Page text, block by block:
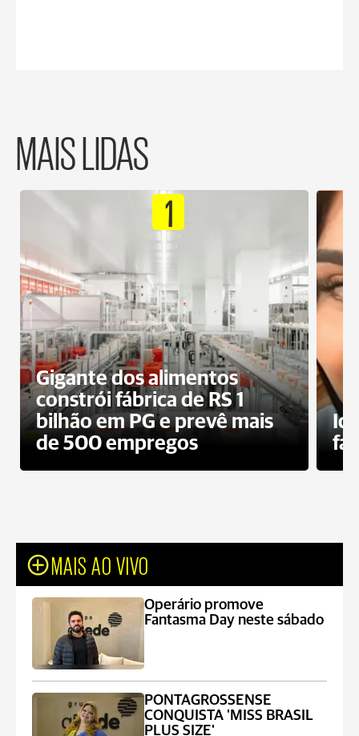
MAIS LIDAS
1
Gigante dos alimentos
constrói fábrica de RS 1
bilhão em PG e prevê mais
de 500 empregos
MAIS AO VIVO
Operário promove
Fantasma Day neste sábado
PONTAGROSSENSE
CONQUISTA 'MISS BRASIL
PLUS SIZE'